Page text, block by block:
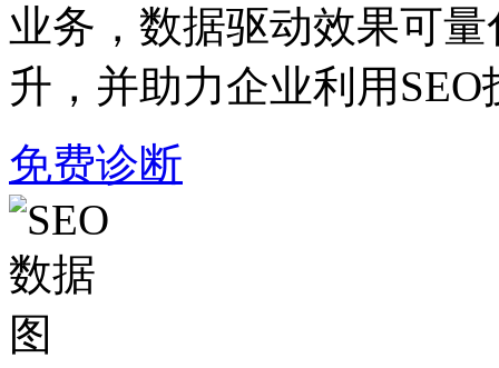
业务，数据驱动效果可
升，并助力企业利用
免费诊断